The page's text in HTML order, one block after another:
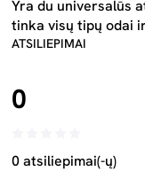
Yra du universalūs
tinka visų tipų odai
ATSILIEPIMAI
0
0 atsiliepimai(-ų)